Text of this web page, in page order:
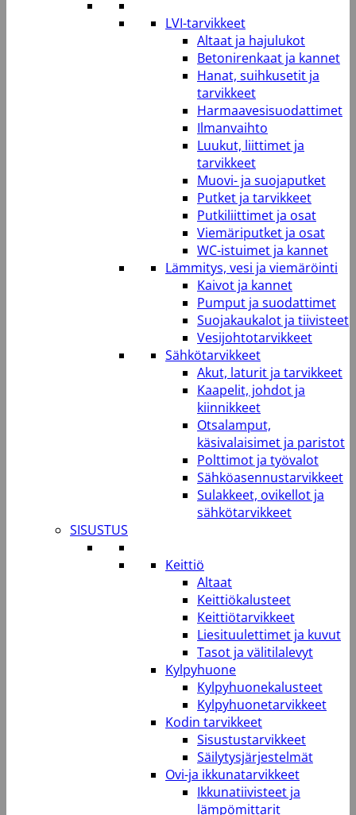
LVI-tarvikkeet
Altaat ja hajulukot
Betonirenkaat ja kannet
Hanat, suihkusetit ja
tarvikkeet
Harmaavesisuodattimet
Ilmanvaihto
Luukut, liittimet ja
tarvikkeet
Muovi- ja suojaputket
Putket ja tarvikkeet
Putkiliittimet ja osat
Viemäriputket ja osat
WC-istuimet ja kannet
Lämmitys, vesi ja viemäröinti
Kaivot ja kannet
Pumput ja suodattimet
Suojakaukalot ja tiivisteet
Vesijohtotarvikkeet
Sähkötarvikkeet
Akut, laturit ja tarvikkeet
Kaapelit, johdot ja
kiinnikkeet
Otsalamput,
käsivalaisimet ja paristot
Polttimot ja työvalot
Sähköasennustarvikkeet
Sulakkeet, ovikellot ja
sähkötarvikkeet
SISUSTUS
Keittiö
Altaat
Keittiökalusteet
Keittiötarvikkeet
Liesituulettimet ja kuvut
Tasot ja välitilalevyt
Kylpyhuone
Kylpyhuonekalusteet
Kylpyhuonetarvikkeet
Kodin tarvikkeet
Sisustustarvikkeet
Säilytysjärjestelmät
Ovi-ja ikkunatarvikkeet
Ikkunatiivisteet ja
lämpömittarit